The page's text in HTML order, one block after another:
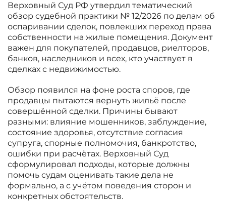
Верховный Суд РФ утвердил тематический
обзор судебной практики № 12/2026 по делам об
оспаривании сделок, повлекших переход права
собственности на жилые помещения. Документ
важен для покупателей, продавцов, риелторов,
банков, наследников и всех, кто участвует в
сделках с недвижимостью.
Обзор появился на фоне роста споров, где
продавцы пытаются вернуть жильё после
совершённой сделки. Причины бывают
разными: влияние мошенников, заблуждение,
состояние здоровья, отсутствие согласия
супруга, спорные полномочия, банкротство,
ошибки при расчётах. Верховный Суд
сформулировал подходы, которые должны
помочь судам оценивать такие дела не
формально, а с учётом поведения сторон и
конкретных обстоятельств.